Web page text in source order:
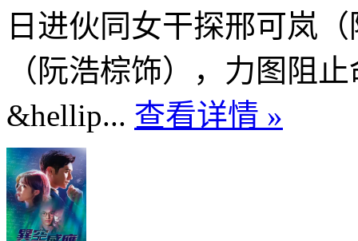
日进伙同女干探邢可岚
（阮浩棕饰），力图阻
&hellip... 查看详情 »